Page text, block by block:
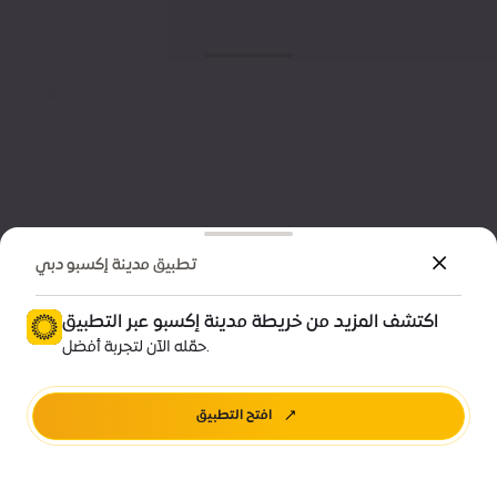
تطبيق مدينة إكسبو دبي
اكتشف المزيد من خريطة مدينة إكسبو عبر التطبيق
حمّله الآن لتجربة أفضل.
افتح التطبيق